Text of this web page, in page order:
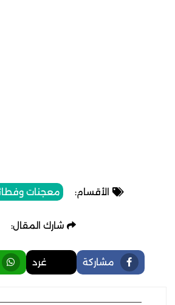
الأقسام: معجنات
شارك المقال:
مشاركة غرد